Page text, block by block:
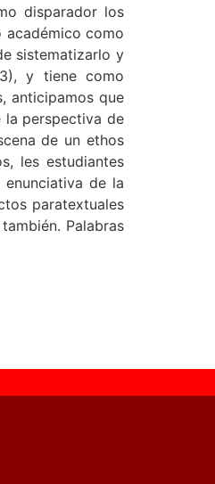
disparador los
académico como
sistematizarlo y
y tiene como
anticipamos que
la perspectiva de
de un ethos
les estudiantes
de la
paratextuales
Palabras